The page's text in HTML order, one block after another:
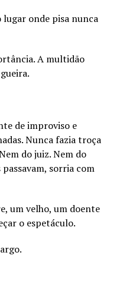
onde pisa nunca
A multidão
de improviso e
Nunca fazia troça
do juiz. Nem do
sorria com
um velho, um doente
o espetáculo.